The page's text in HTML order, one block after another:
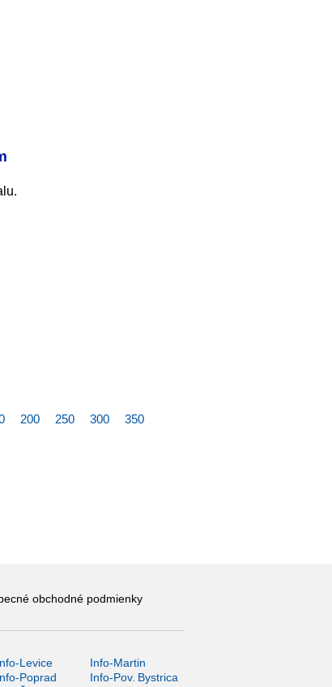
200 250 300 350
obchodné podmienky
Levice
Info-Martin
Poprad
Info-Pov. Bystrica